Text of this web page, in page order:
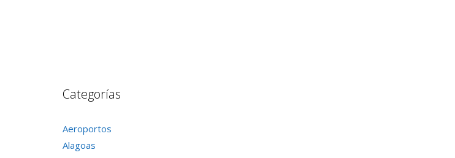
Categorías
Aeroportos
Alagoas